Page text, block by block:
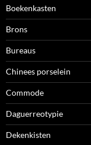
Boekenkasten
Brons
Bureaus
Chinees porselein
Commode
Daguerreotypie
Dekenkisten